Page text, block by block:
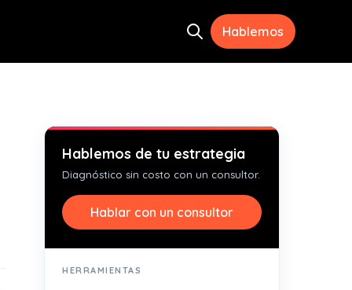
Open search
Hablemos
Hablemos de tu estrategia
Diagnóstico sin costo con un consultor.
Hablar con un consultor
HERRAMIENTAS